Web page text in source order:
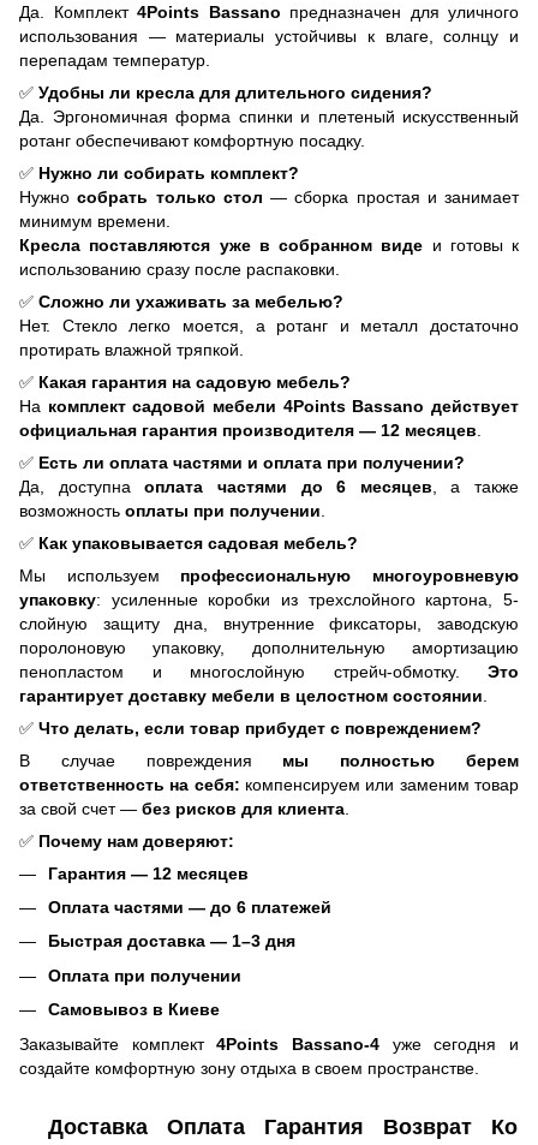
Да. Комплект 4Points Bassano предназначен для уличного
использования — материалы устойчивы к влаге, солнцу и
перепадам температур.
✅ Удобны ли кресла для длительного сидения?
Да. Эргономичная форма спинки и плетеный искусственный
ротанг обеспечивают комфортную посадку.
✅ Нужно ли собирать комплект?
Нужнособрать только стол — сборка простая и занимает
минимум времени.
Кресла поставляются уже в собранном виде и готовы к
использованию сразу после распаковки.
✅ Сложно ли ухаживать за мебелью?
Нет. Стекло легко моется, а ротанг и металл достаточно
протирать влажной тряпкой.
✅ Какая гарантия на садовую мебель?
На комплект садовой мебели 4Points Bassano действует
официальная гарантия производителя — 12 месяцев
✅ Есть ли оплата частями и оплата при получении?
Да, доступнаоплата частями до 6 месяцев , а также
возможность оплаты при получении
✅ Как упаковывается садовая мебель?
Мы используем профессиональную многоуровневую
упаковку: усиленные коробки из трехслойного картона, 5-
слойную защиту дна, внутренние фиксаторы, заводскую
поролоновую упаковку, дополнительную амортизацию
пенопластом и многослойную стрейч-обмотку. Это
гарантирует доставку мебели в целостном состоянии
✅ Что делать, если товар прибудет с повреждением?
В случае повреждения мы полностью берем
ответственность на себя: компенсируем или заменим товар
за свой счет — без рисков для клиента
✅ Почему нам доверяют:
Гарантия — 12 месяцев
Оплата частями — до 6 платежей
Быстрая доставка — 1–3 дня
Оплата при получении
Самовывоз в Киеве
Заказывайте комплект4Points Bassano-4 уже сегодня и
создайте комфортную зону отдыха в своем пространстве.
Доставка Оплата Гарантия Возврат